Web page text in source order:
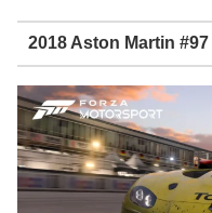
2018 Aston Martin